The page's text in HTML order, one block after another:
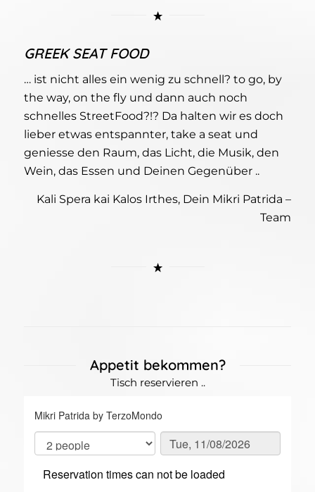
GREEK SEAT FOOD
… ist nicht alles ein wenig zu schnell? to go, by
the way, on the fly und dann auch noch
schnelles StreetFood?!? Da halten wir es doch
lieber etwas entspannter, take a seat und
geniesse den Raum, das Licht, die Musik, den
Wein, das Essen und Deinen Gegenüber ..
Kali Spera kai Kalos Irthes, Dein Mikri Patrida –
Team
Appetit bekommen?
Tisch reservieren ..